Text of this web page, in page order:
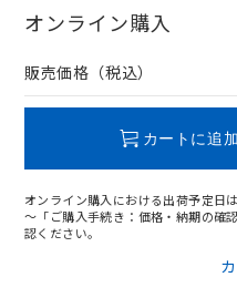
オンライン購入
販売価格（税込）
カートに追加
オンライン購入における出荷予定日
～「ご購入手続き：価格・納期の確
認ください。